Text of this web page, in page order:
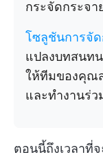
กระจัดกระจ
โซลูชันการจัด
แปลงบทสนทน
ให้ทีมของคุณส
และทำงานร่ว
ตอนนี้ถึงเวลาที่